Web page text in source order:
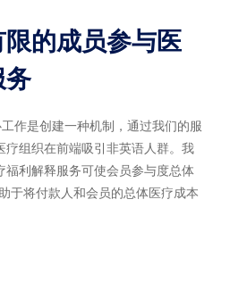
的成员参与医
务
作是创建一种机制，通过我们的服
疗组织在前端吸引非英语人群。我
福利解释服务可使会员参与度总体
于将付款人和会员的总体医疗成本